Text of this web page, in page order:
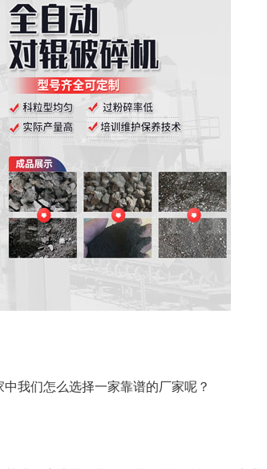
我们怎么选择一家靠谱的厂家呢？